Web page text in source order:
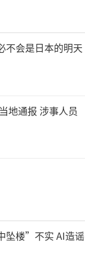
不会是日本的明天
地通报 涉事人员
坠楼”不实 AI造谣